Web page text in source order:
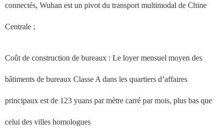
connectés, Wuhan est un pivot du transport multimodal de Chine
Centrale ;
Coût de construction de bureaux : Le loyer mensuel moyen des
bâtiments de bureaux Classe A dans les quartiers d’affaires
principaux est de 123 yuans par mètre carré par mois, plus bas que
celui des villes homologues